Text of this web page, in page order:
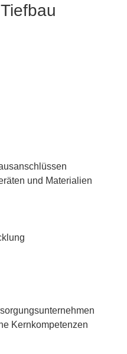
und Materialien
Kernkompetenzen